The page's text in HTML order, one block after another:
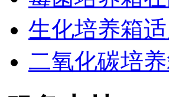
生化培养箱
二氧化碳培